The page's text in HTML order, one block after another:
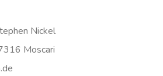
Nickel
Moscari